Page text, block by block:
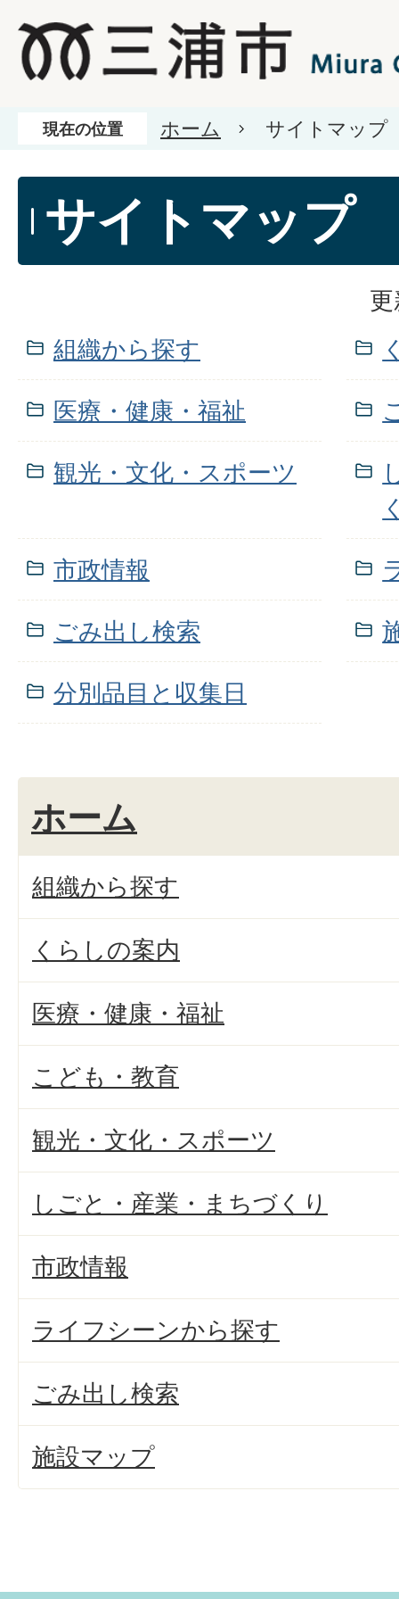
現在の位置 ホーム サイトマップ
サイトマップ
組織から探す
医療・健康・福祉
観光・文化・スポーツ
市政情報
ごみ出し検索
分別品目と収集日
ホーム
組織から探す
くらしの案内
医療・健康・福祉
こども・教育
観光・文化・スポーツ
しごと・産業・まちづくり
市政情報
ライフシーンから探す
ごみ出し検索
施設マップ